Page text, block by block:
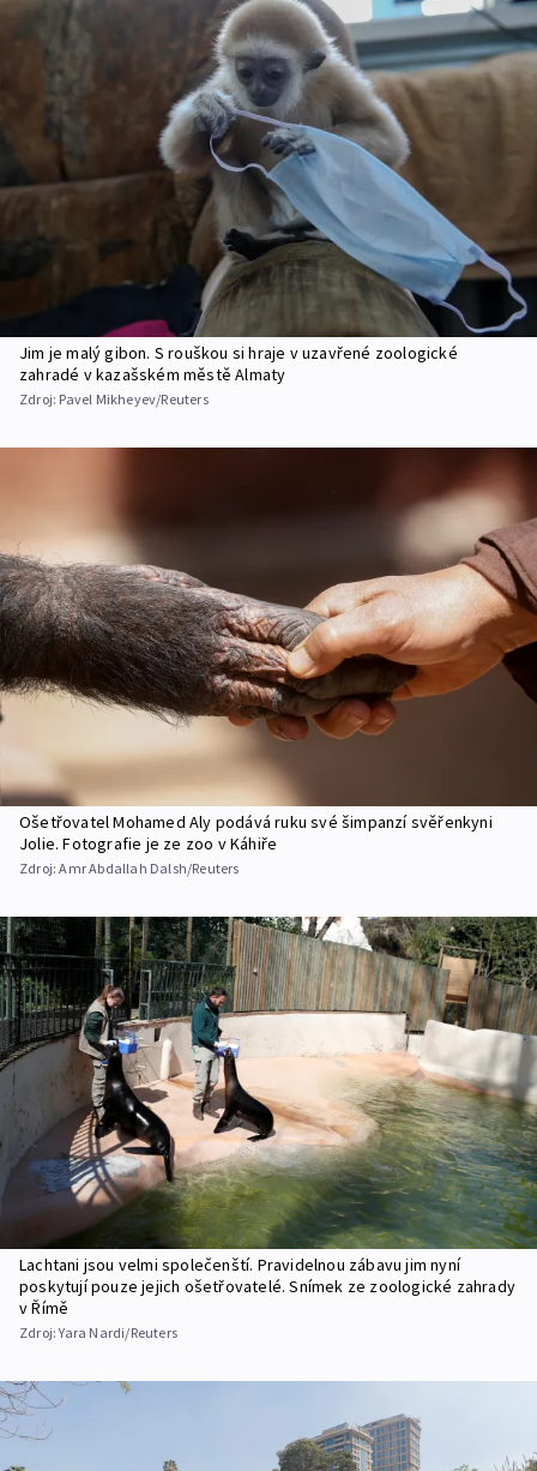
Jim je malý gibon. S rouškou si hraje v uzavřené zoologické
zahradé v kazašském městě Almaty
Zdroj: Pavel Mikheyev/Reuters
Ošetřovatel Mohamed Aly podává ruku své šimpanzí svěřenkyni
Jolie. Fotografie je ze zoo v Káhiře
Zdroj:Amr Abdallah Dalsh/Reuters
Lachtani jsou velmi společenští. Pravidelnou zábavu jim nyní
poskytují pouze jejich ošetřovatelé. Snímek ze zoologické zahrady
v Římě
Zdroj:Yara Nardi/Reuters